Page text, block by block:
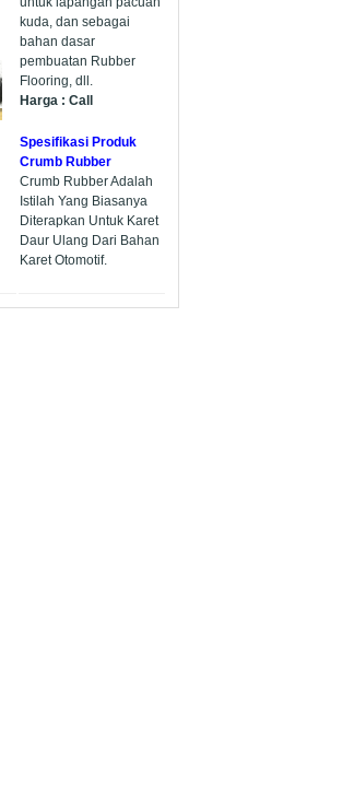
kuda, dan sebagai
bahan dasar
pembuatan Rubber
Flooring, dll.
Harga : Call
Spesifikasi Produk
Crumb Rubber
Crumb Rubber Adalah
Istilah Yang Biasanya
Diterapkan Untuk Karet
Daur Ulang Dari Bahan
Karet Otomotif.